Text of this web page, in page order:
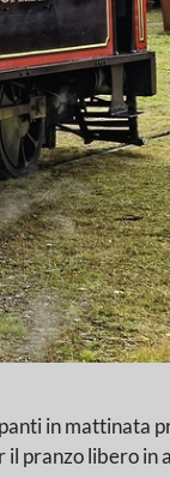
in mattinata
il pranzo libero